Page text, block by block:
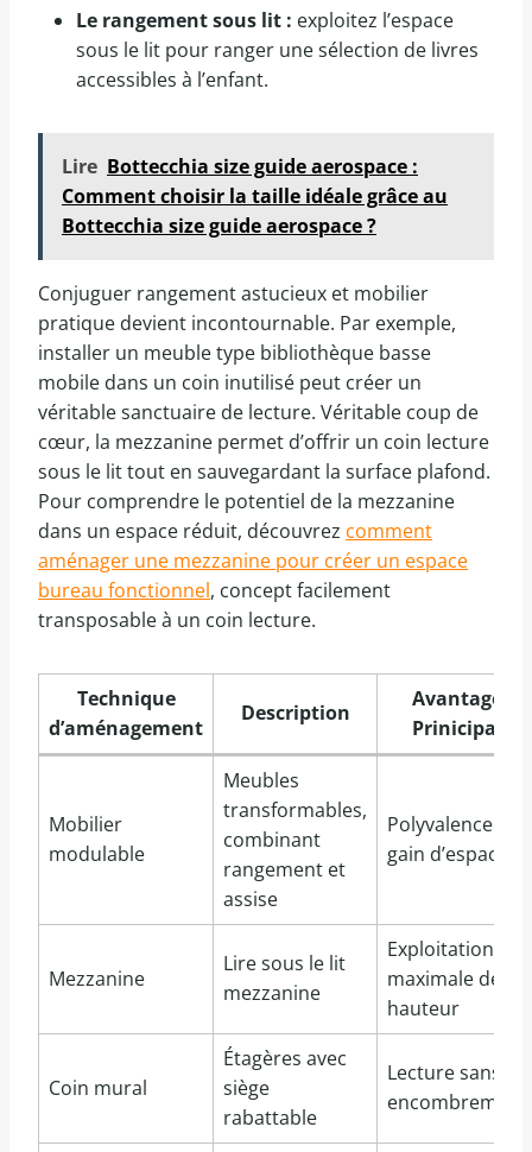
Le rangement sous lit : exploitez l’espace
sous le lit pour ranger une sélection de livres
accessibles à l’enfant.
Lire Bottecchia size guide aerospace :
Comment choisir la taille idéale grâce au
Bottecchia size guide aerospace ?
Conjuguer rangement astucieux et mobilier
pratique devient incontournable. Par exemple,
installer un meuble type bibliothèque basse
mobile dans un coin inutilisé peut créer un
véritable sanctuaire de lecture. Véritable coup de
cœur, la mezzanine permet d’offrir un coin lecture
sous le lit tout en sauvegardant la surface plafond.
Pour comprendre le potentiel de la mezzanine
dans un espace réduit, découvrez comment
aménager une mezzanine pour créer un espace
bureau fonctionnel, concept facilement
transposable à un coin lecture.
Technique
d’aménagement
Description
Avantage
Prinicipal
Mobilier
modulable
Meubles
transformables,
combinant
rangement et
assise
Polyvalence et
gain d’espace
Mezzanine
Lire sous le lit
mezzanine
Exploitation
maximale de la
hauteur
Coin mural
Étagères avec
siège
rabattable
Lecture sans
encombrement